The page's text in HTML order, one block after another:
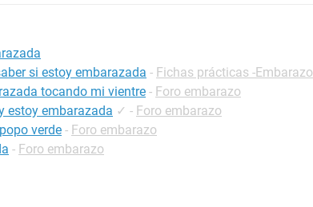
si estoy embarazada - Fichas prácticas -Embarazo
tocando mi vientre - Foro embarazo
estoy embarazada ✓ - Foro embarazo
verde - Foro embarazo
- Foro embarazo